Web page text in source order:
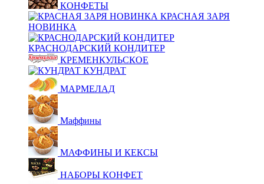
КОНФЕТЫ
КРАСНАЯ ЗАРЯ
НОВИНКА
КРАСНОДАРСКИЙ КОНДИТЕР
КРЕМЕНКУЛЬСКОЕ
КУНДРАТ
МАРМЕЛАД
Маффины
МАФФИНЫ И КЕКСЫ
НАБОРЫ КОНФЕТ